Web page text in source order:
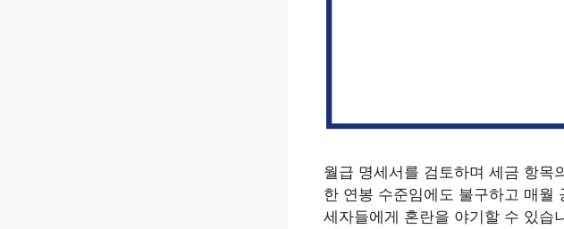
월급 명세서를 검토하며 세금 항목
한 연봉 수준임에도 불구하고 매월
세자들에게 혼란을 야기할 수 있습